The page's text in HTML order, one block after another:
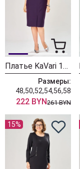
Платье KaVari 1161 баклажан
Размеры:
48,50,52,54,56,58
222 BYN261 BYN
15%